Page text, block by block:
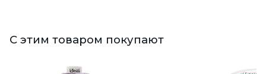
С этим товаром покупают